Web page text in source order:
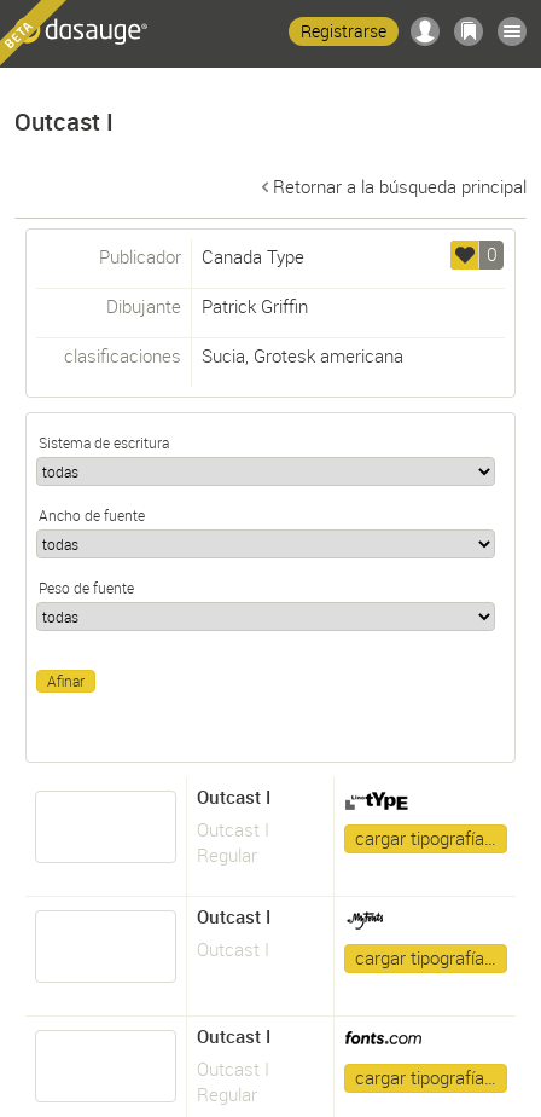
Registrarse
Outcast I
Retornar a la búsqueda principal
0
Publicador Canada Type
Dibujante Patrick Griffin
clasificaciones Sucia, Grotesk americana
Sistema de escritura
Ancho de fuente
Peso de fuente
Outcast I
Outcast I
Regular
cargar tipografía…
Outcast I
Outcast I
cargar tipografía…
Outcast I
Outcast I
Regular
cargar tipografía…